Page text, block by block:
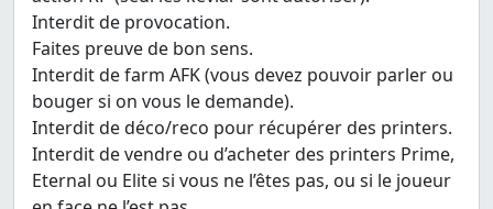
Interdit de provocation.
Faites preuve de bon sens.
Interdit de farm AFK (vous devez pouvoir parler ou
bouger si on vous le demande).
Interdit de déco/reco pour récupérer des printers.
Interdit de vendre ou d’acheter des printers Prime,
Eternal ou Elite si vous ne l’êtes pas, ou si le joueur